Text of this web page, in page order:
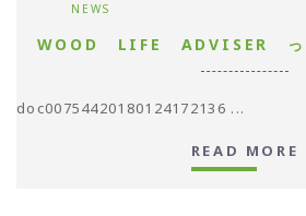
NEWS
WOOD LIFE ADVISER っ
doc00754420180124172136 ...
READ MORE